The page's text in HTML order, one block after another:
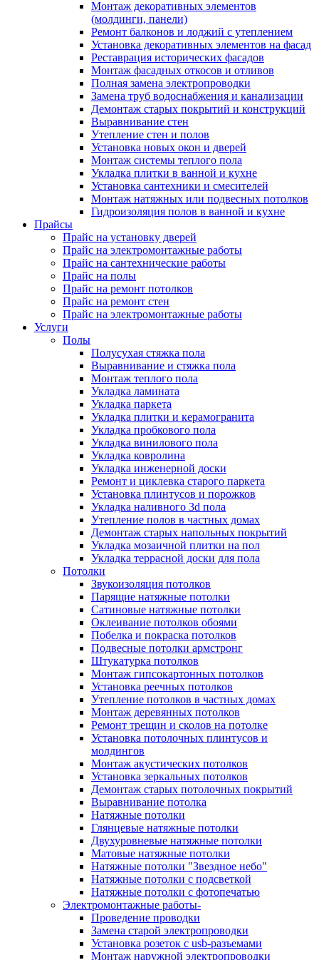
Монтаж декоративных элементов
(молдинги, панели)
Ремонт балконов и лоджий с утеплением
Установка декоративных элементов на фасад
Реставрация исторических фасадов
Монтаж фасадных откосов и отливов
Полная замена электропроводки
Замена труб водоснабжения и канализации
Демонтаж старых покрытий и конструкций
Выравнивание стен
Утепление стен и полов
Установка новых окон и дверей
Монтаж системы теплого пола
Укладка плитки в ванной и кухне
Установка сантехники и смесителей
Монтаж натяжных или подвесных потолков
Гидроизоляция полов в ванной и кухне
Прайсы
Прайс на установку дверей
Прайс на электромонтажные работы
Прайс на сантехнические работы
Прайс на полы
Прайс на ремонт потолков
Прайс на ремонт стен
Прайс на электромонтажные работы
Услуги
Полы
Полусухая стяжка пола
Выравнивание и стяжка пола
Монтаж теплого пола
Укладка ламината
Укладка паркета
Укладка плитки и керамогранита
Укладка пробкового пола
Укладка винилового пола
Укладка ковролина
Укладка инженерной доски
Ремонт и циклевка старого паркета
Установка плинтусов и порожков
Укладка наливного 3d пола
Утепление полов в частных домах
Демонтаж старых напольных покрытий
Укладка мозаичной плитки на пол
Укладка террасной доски для пола
Потолки
Звукоизоляция потолков
Парящие натяжные потолки
Сатиновые натяжные потолки
Оклеивание потолков обоями
Побелка и покраска потолков
Подвесные потолки армстронг
Штукатурка потолков
Монтаж гипсокартонных потолков
Установка реечных потолков
Утепление потолков в частных домах
Монтаж деревянных потолков
Ремонт трещин и сколов на потолке
Установка потолочных плинтусов и
молдингов
Монтаж акустических потолков
Установка зеркальных потолков
Демонтаж старых потолочных покрытий
Выравнивание потолка
Натяжные потолки
Глянцевые натяжные потолки
Двухуровневые натяжные потолки
Матовые натяжные потолки
Натяжные потолки "Звездное небо"
Натяжные потолки с подсветкой
Натяжные потолки с фотопечатью
Электромонтажные работы-
Проведение проводки
Замена старой электропроводки
Установка розеток с usb-разъемами
Монтаж наружной электропроводки